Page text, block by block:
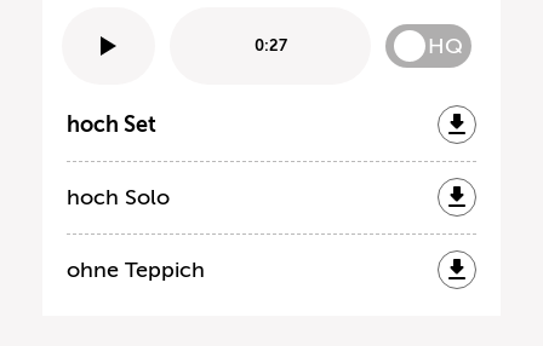
0:27 HQ
hoch Set
hoch Solo
ohne Teppich